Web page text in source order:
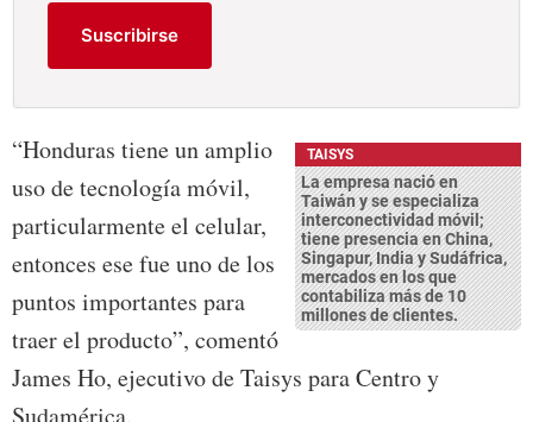
Suscribirse
TAISYS
La empresa nació en
Taiwán y se especializa
interconectividad móvil;
tiene presencia en China,
Singapur, India y Sudáfrica,
mercados en los que
contabiliza más de 10
millones de clientes.
“Honduras tiene un amplio
uso de tecnología móvil,
particularmente el celular,
entonces ese fue uno de los
puntos importantes para
traer el producto”, comentó
James Ho, ejecutivo de Taisys para Centro y
Sudamérica.